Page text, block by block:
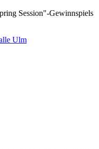
Session"-Gewinnspiels
Ulm